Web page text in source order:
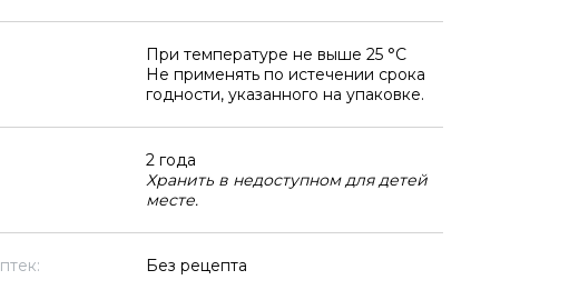
При температуре не выше 25 °C
Не применять по истечении срока
годности, указанного на упаковке.
2 года
Хранить в недоступном для детей
месте.
Без рецепта